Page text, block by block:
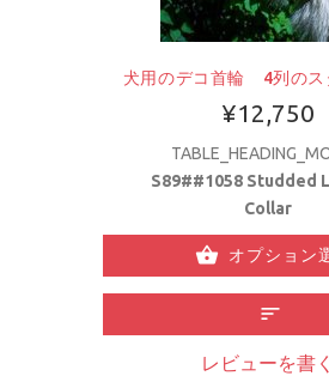
犬用のデコ首輪 4列のス
¥12,750
S89##1058 Studded
Collar
オプション
レビューを書く